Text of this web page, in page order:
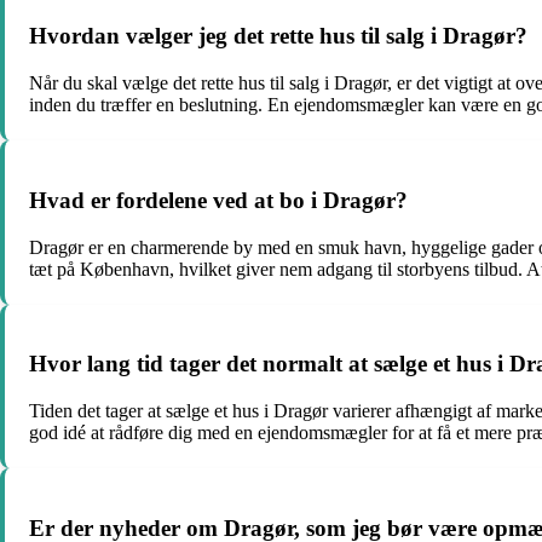
Hvordan vælger jeg det rette hus til salg i Dragør?
Når du skal vælge det rette hus til salg i Dragør, er det vigtigt at
inden du træffer en beslutning. En ejendomsmægler kan være en
Hvad er fordelene ved at bo i Dragør?
Dragør er en charmerende by med en smuk havn, hyggelige
tæt på København, hvilket giver nem adgang til storbyens tilbud.
Hvor lang tid tager det normalt at sælge et hus i
Tiden det tager at sælge et hus i Dragør varierer afhængigt af
god idé at rådføre dig med en ejendomsmægler for at få et mere
Er der nyheder om Dragør, som jeg bør være